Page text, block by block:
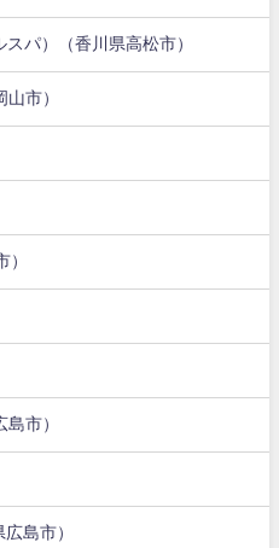
パ）（香川県高松市）
市）
）
市）
島市）